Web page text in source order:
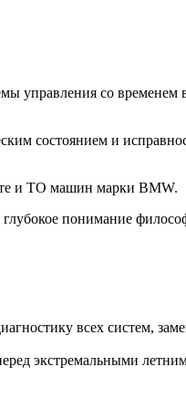
управления со
состоянием и
и ТО машин марки BMW.
понимание
всех систем,
экстремальными